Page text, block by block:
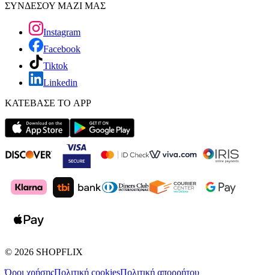
ΣΥΝΔΕΣΟΥ ΜΑΖΙ ΜΑΣ
Instagram
Facebook
Tiktok
Linkedin
ΚΑΤΕΒΑΣΕ ΤΟ APP
© 2026 SHOPFLIX
Όροι χρήσηςΠολιτική cookiesΠολιτική απορρήτου